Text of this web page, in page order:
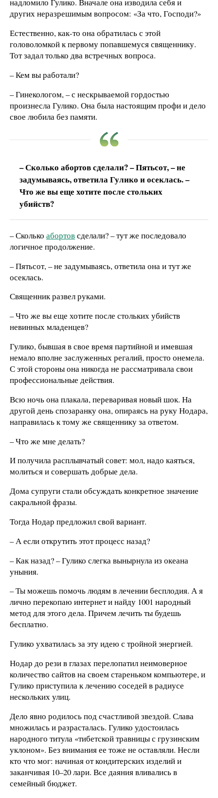
надломило Гулико. Вначале она изводила себя и
других неразрешимым вопросом: «За что, Господи?»
Естественно, как-то она обратилась с этой
головоломкой к первому попавшемуся священнику.
Тот задал только два встречных вопроса.
– Кем вы работали?
– Гинекологом, – с нескрываемой гордостью
произнесла Гулико. Она была настоящим профи и дело
свое любила без памяти.
– Сколько абортов сделали? – Пятьсот, – не
задумываясь, ответила Гулико и осеклась. –
Что же вы еще хотите после стольких
убийств?
– Сколько абортовсделали? – тут же последовало
логичное продолжение.
– Пятьсот, – не задумываясь, ответила она и тут же
осеклась.
Священник развел руками.
– Что же вы еще хотите после стольких убийств
невинных младенцев?
Гулико, бывшая в свое время партийной и имевшая
немало вполне заслуженных регалий, просто онемела.
С этой стороны она никогда не рассматривала свои
профессиональные действия.
Всю ночь она плакала, переваривая новый шок. На
другой день спозаранку она, опираясь на руку Нодара,
направилась к тому же священнику за ответом.
– Что же мне делать?
И получила расплывчатый совет: мол, надо каяться,
молиться и совершать добрые дела.
Дома супруги стали обсуждать конкретное значение
сакральной фразы.
Тогда Нодар предложил свой вариант.
– А если открутить этот процесс назад?
– Как назад? – Гулико слегка вынырнула из океана
уныния.
– Ты можешь помочь людям в лечении бесплодия. А я
лично перекопаю интернет и найду 1001 народный
метод для этого дела. Причем лечить ты будешь
бесплатно.
Гулико ухватилась за эту идею с тройной энергией.
Нодар до рези в глазах перелопатил неимоверное
количество сайтов на своем стареньком компьютере, и
Гулико приступила к лечению соседей в радиусе
нескольких улиц.
Дело явно родилось под счастливой звездой. Слава
множилась и разрасталась. Гулико удостоилась
народного титула «тибетской травницы с грузинским
уклоном». Без внимания ее тоже не оставляли. Несли
кто что мог: начиная от кондитерских изделий и
заканчивая 10–20 лари. Все даяния вливались в
семейный бюджет.